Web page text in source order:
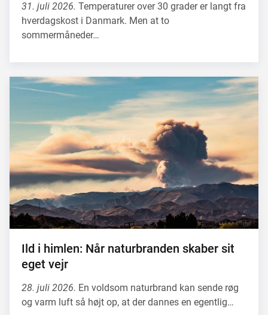
31. juli 2026. Temperaturer over 30 grader er langt fra
hverdagskost i Danmark. Men at to
sommermåneder…
Ild i himlen: Når naturbranden skaber sit
eget vejr
28. juli 2026. En voldsom naturbrand kan sende røg
og varm luft så højt op, at der dannes en egentlig…